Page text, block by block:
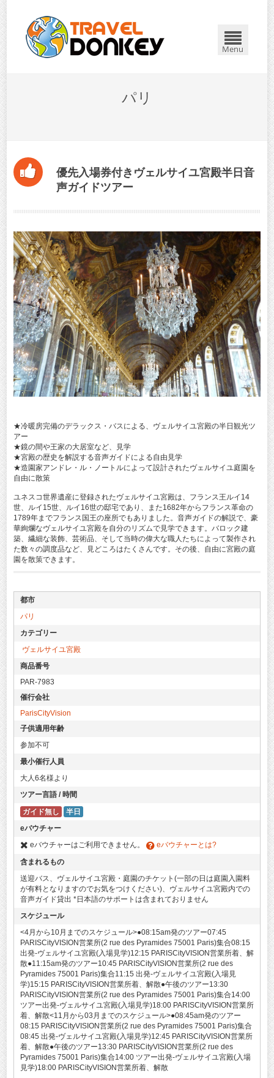
Menu
パリ
優先入場券付きヴェルサイユ宮殿半日音
声ガイドツアー
★冷暖房完備のデラックス・バスによる、ヴェルサイユ宮殿の半日観光ツ
アー
★鏡の間や王家の大居室など、見学
★宮殿の歴史を解説する音声ガイドによる自由見学
★造園家アンドレ・ル・ノートルによって設計されたヴェルサイユ庭園を
自由に散策
ユネスコ世界遺産に登録されたヴェルサイユ宮殿は、フランス王ルイ14
世、ルイ15世、ルイ16世の邸宅であり、また1682年からフランス革命の
1789年までフランス国王の座所でもありました。音声ガイドの解説で、豪
華絢爛なヴェルサイユ宮殿を自分のリズムで見学できます。バロック建
築、繊細な装飾、芸術品、そして当時の偉大な職人たちによって製作され
た数々の調度品など、見どころはたくさんです。その後、自由に宮殿の庭
園を散策できます。
都市
パリ
カテゴリー
ヴェルサイユ宮殿
商品番号
PAR-7983
催行会社
ParisCityVision
子供適用年齢
参加不可
最小催行人員
大人6名様より
ツアー言語 / 時間
ガイド無し
半日
eバウチャー
eバウチャーはご利用できません。
eバウチャーとは?
含まれるもの
送迎バス、ヴェルサイユ宮殿・庭園のチケット(一部の日は庭園入園料
が有料となりますのでお気をつけください)、ヴェルサイユ宮殿内での
音声ガイド貸出 *日本語のサポートは含まれておりません
スケジュール
<4月から10月までのスケジュール>●08:15am発のツアー07:45
PARISCityVISION営業所(2 rue des Pyramides 75001 Paris)集合08:15
出発-ヴェルサイユ宮殿(入場見学)12:15 PARISCityVISION営業所着、解
散●11:15am発のツアー10:45 PARISCityVISION営業所(2 rue des
Pyramides 75001 Paris)集合11:15 出発-ヴェルサイユ宮殿(入場見
学)15:15 PARISCityVISION営業所着、解散●午後のツアー13:30
PARISCityVISION営業所(2 rue des Pyramides 75001 Paris)集合14:00
ツアー出発-ヴェルサイユ宮殿(入場見学)18:00 PARISCityVISION営業所
着、解散<11月から03月までのスケジュール>●08:45am発のツアー
08:15 PARISCityVISION営業所(2 rue des Pyramides 75001 Paris)集合
08:45 出発-ヴェルサイユ宮殿(入場見学)12:45 PARISCityVISION営業所
着、解散●午後のツアー13:30 PARISCityVISION営業所(2 rue des
Pyramides 75001 Paris)集合14:00 ツアー出発-ヴェルサイユ宮殿(入場
見学)18:00 PARISCityVISION営業所着、解散